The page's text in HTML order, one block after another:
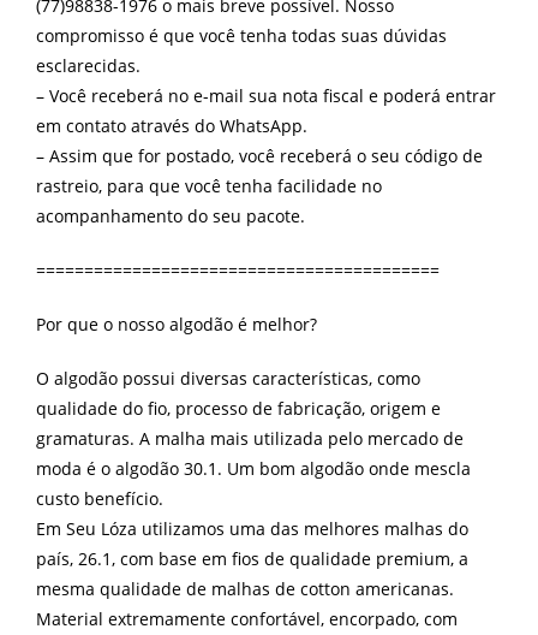
(77)98838-1976 o mais breve possível. Nosso
compromisso é que você tenha todas suas dúvidas
esclarecidas.
– Você receberá no e-mail sua nota fiscal e poderá entrar
em contato através do WhatsApp.
– Assim que for postado, você receberá o seu código de
rastreio, para que você tenha facilidade no
acompanhamento do seu pacote.
==========================================
Por que o nosso algodão é melhor?
O algodão possui diversas características, como
qualidade do fio, processo de fabricação, origem e
gramaturas. A malha mais utilizada pelo mercado de
moda é o algodão 30.1. Um bom algodão onde mescla
custo benefício.
Em Seu Lóza utilizamos uma das melhores malhas do
país, 26.1, com base em fios de qualidade premium, a
mesma qualidade de malhas de cotton americanas.
Material extremamente confortável, encorpado, com